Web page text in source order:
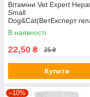
Вітаміни Vet Expert
Small
Dog&Cat(ВетЕксперт
ротектор для кішок і
капсула
В наявності
22,50 ₴ 25 ₴
Купити
–10%